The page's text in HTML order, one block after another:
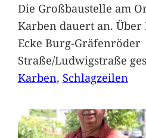
Die Großbaustelle am
Karben dauert an.
Ecke Burg-Gräfenröder
Straße/Ludwigstraße
Karben, Schlagzeilen